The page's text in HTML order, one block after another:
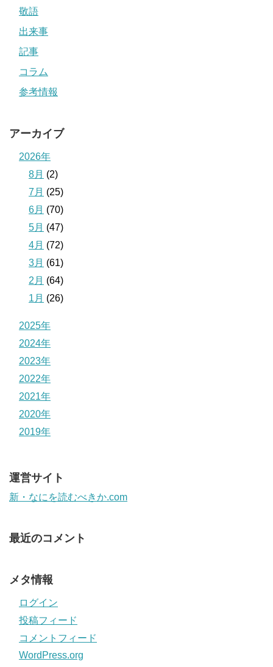
敬語
出来事
記事
コラム
参考情報
アーカイブ
2026年
8月 (2)
7月 (25)
6月 (70)
5月 (47)
4月 (72)
3月 (61)
2月 (64)
1月 (26)
2025年
2024年
2023年
2022年
2021年
2020年
2019年
運営サイト
新・なにを読むべきか.com
最近のコメント
メタ情報
ログイン
投稿フィード
コメントフィード
WordPress.org